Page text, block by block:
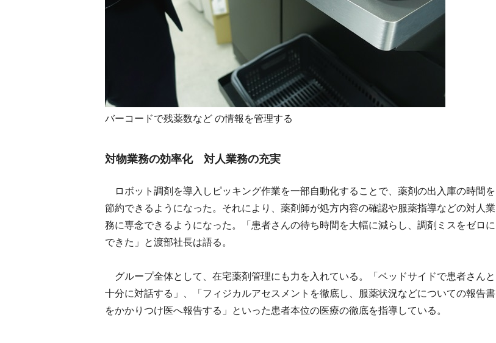
バーコードで残薬数など の情報を管理する
対物業務の効率化 対人業務の充実
ロボット調剤を導入しピッキング作業を一部自動化することで、薬剤の出入庫の時間を
節約できるようになった。それにより、薬剤師が処方内容の確認や服薬指導などの対人業
務に専念できるようになった。「患者さんの待ち時間を大幅に減らし、調剤ミスをゼロに
できた」と渡部社長は語る。
グループ全体として、在宅薬剤管理にも力を入れている。「ベッドサイドで患者さんと
十分に対話する」、「フィジカルアセスメントを徹底し、服薬状況などについての報告書
をかかりつけ医へ報告する」といった患者本位の医療の徹底を指導している。